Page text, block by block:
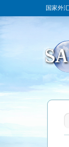
国家外